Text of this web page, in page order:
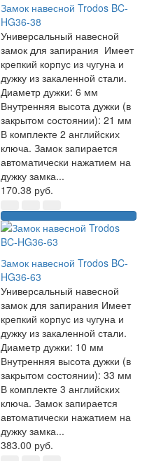
Замок навесной Trodos BC-
HG36-38
Универсальный навесной
замок для запирания Имеет
крепкий корпус из чугуна и
дужку из закаленной стали.
Диаметр дужки: 6 мм
Внутренняя высота дужки (в
закрытом состоянии): 21 мм
В комплекте 2 английских
ключа. Замок запирается
автоматически нажатием на
дужку замка...
170.38 руб.
Замок навесной Trodos BC-
HG36-63
Универсальный навесной
замок для запирания Имеет
крепкий корпус из чугуна и
дужку из закаленной стали.
Диаметр дужки: 10 мм
Внутренняя высота дужки (в
закрытом состоянии): 33 мм
В комплекте 3 английских
ключа. Замок запирается
автоматически нажатием на
дужку замка...
383.00 руб.